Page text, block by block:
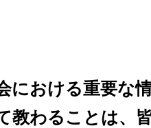
における重要な
教わることは、